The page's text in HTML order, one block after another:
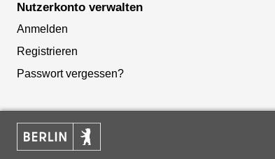
Nutzerkonto verwalten
Anmelden
Registrieren
Passwort vergessen?